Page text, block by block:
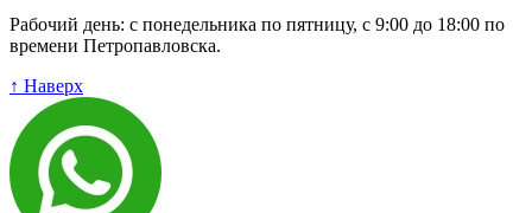
Рабочий день: с понедельника по пятницу, с 9:00 до 18:00 по
времени Петропавловска.
↑ Наверх